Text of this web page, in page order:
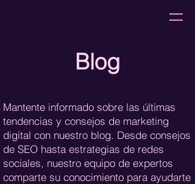
Blog
Mantente informado sobre las últimas
tendencias y consejos de marketing
digital con nuestro blog. Desde consejos
de SEO hasta estrategias de redes
sociales, nuestro equipo de expertos
comparte su conocimiento para ayudarte